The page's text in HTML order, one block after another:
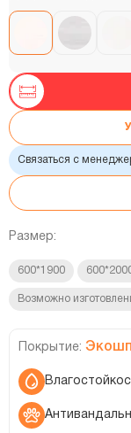
Связаться с
Размер:
600*1900
Возможно
Покрытие: